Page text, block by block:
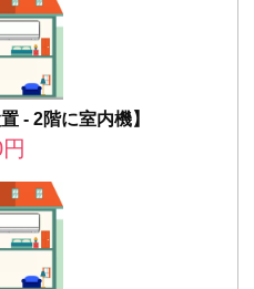
- 2階に室内機】
円